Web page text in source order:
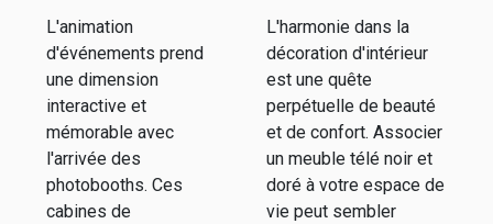
pour votre
événement
spécial
L'animation
d'événements prend
une dimension
interactive et
mémorable avec
l'arrivée des
photobooths. Ces
cabines de
doré avec
votre décor
L'harmonie dans la
décoration d'intérieur
est une quête
perpétuelle de beauté
et de confort. Associer
un meuble télé noir et
doré à votre espace de
vie peut sembler